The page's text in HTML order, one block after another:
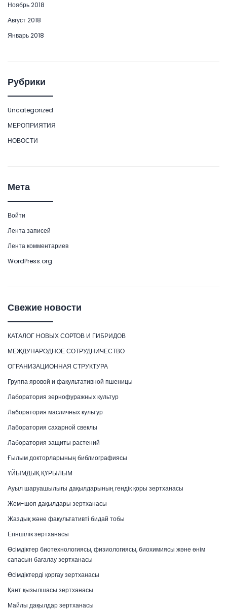
Ноябрь 2018
Август 2018
Январь 2018
Рубрики
Uncategorized
МЕРОПРИЯТИЯ
НОВОСТИ
Мета
Войти
Лента записей
Лента комментариев
WordPress.org
Свежие новости
КАТАЛОГ НОВЫХ СОРТОВ И ГИБРИДОВ
МЕЖДУНАРОДНОЕ СОТРУДНИЧЕСТВО
ОГРАНИЗАЦИОННАЯ СТРУКТУРА
Группа яровой и факультативной пшеницы
Лаборатория зернофуражных культур
Лаборатория масличных культур
Лаборатория сахарной свеклы
Лаборатория защиты растений
Ғылым докторларының библиографиясы
ҰЙЫМДЫҚ ҚҰРЫЛЫМ
Ауыл шаруашылығы дақылдарының гендік қоры зертханасы
Жем-шөп дақылдары зертханасы
Жаздық және факультативті бидай тобы
Егіншілік зертханасы
Өсімдіктер биотехнологиясы, физиологиясы, биохимиясы және өнім
сапасын бағалау зертханасы
Өсімдіктерді қорғау зертханасы
Қант қызылшасы зертханасы
Майлы дақылдар зертханасы